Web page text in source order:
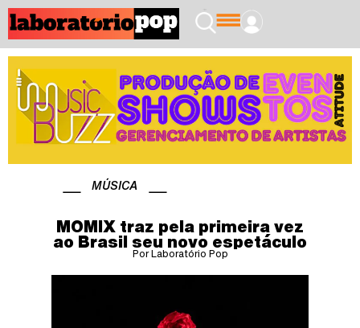
MÚSICA
MOMIX traz pela primeira vez
ao Brasil seu novo espetáculo
Por Laboratório Pop